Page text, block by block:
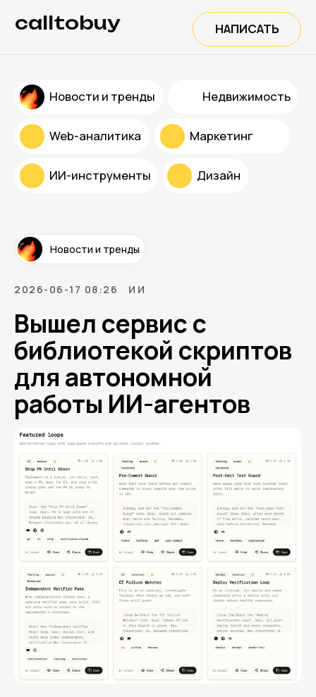
НАПИСАТЬ
calltobuy
Дизайн
Web-аналитика Маркетинг
ИИ-инструменты
Новости и тренды
2026-06-17 08:26 ИИ
Вышел сервис с
библиотекой скриптов
для автономной
работы ИИ-агентов